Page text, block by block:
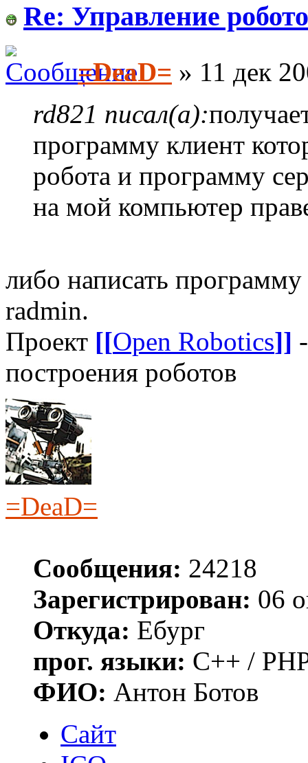
Re: Управление
=DeaD= » 11 дек
rd821 писал(а):
программу клиент
робота и программу
на мой компьютер
либо написать
radmin.
Проект [[Open Robotics]]
построения роботов
=DeaD=
Сообщения: 24218
Зарегистрирован: 06
Откуда: Ебург
прог. языки: C++ /
ФИО: Антон Ботов
Сайт